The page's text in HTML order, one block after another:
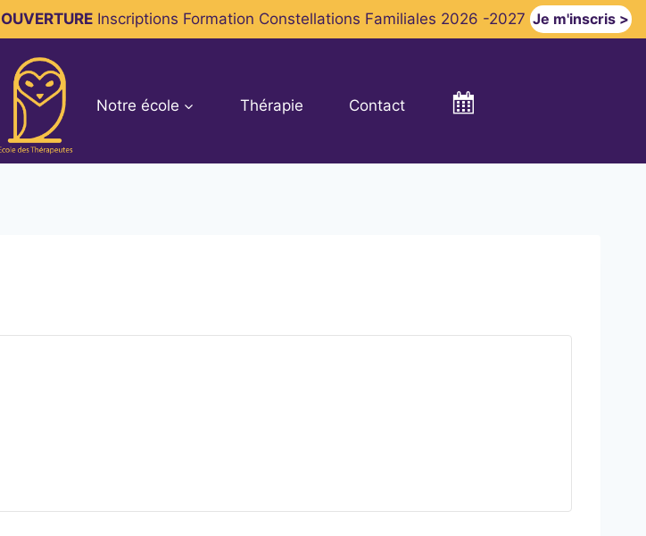
OUVERTURE Inscriptions Formation Constellations Familiales 2026 -2027 Je m'inscris >
Notre école Thérapie Contact